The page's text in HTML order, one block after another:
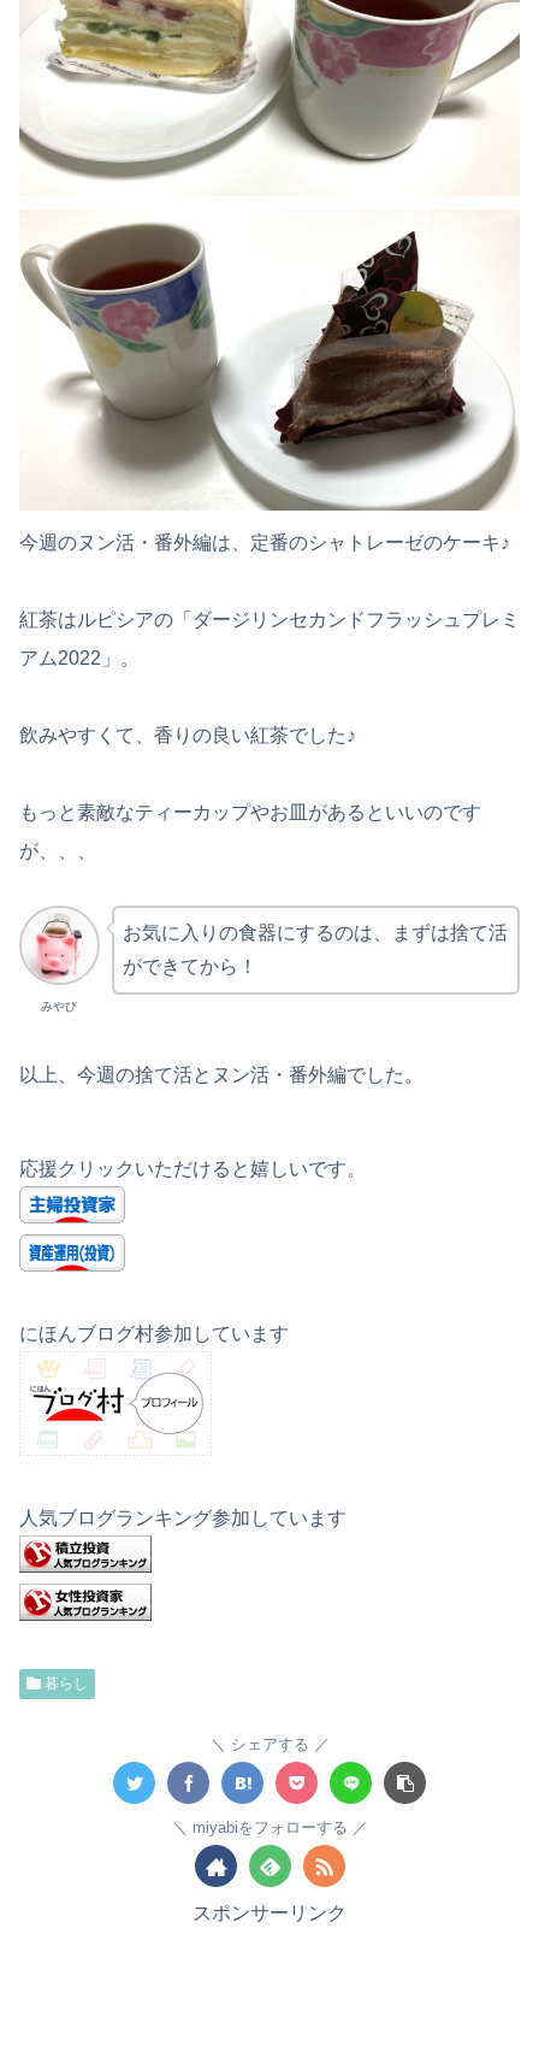
今週のヌン活・番外編は、定番のシャトレーゼのケーキ♪
紅茶はルピシアの「ダージリンセカンドフラッシュプレミ
アム2022」。
飲みやすくて、香りの良い紅茶でした♪
もっと素敵なティーカップやお皿があるといいのです
が、、、
みやび
お気に入りの食器にするのは、まずは捨て活
ができてから！
以上、今週の捨て活とヌン活・番外編でした。
応援クリックいただけると嬉しいです。
にほんブログ村参加しています
人気ブログランキング参加しています
暮らし
シェアする
miyabiをフォローする
スポンサーリンク